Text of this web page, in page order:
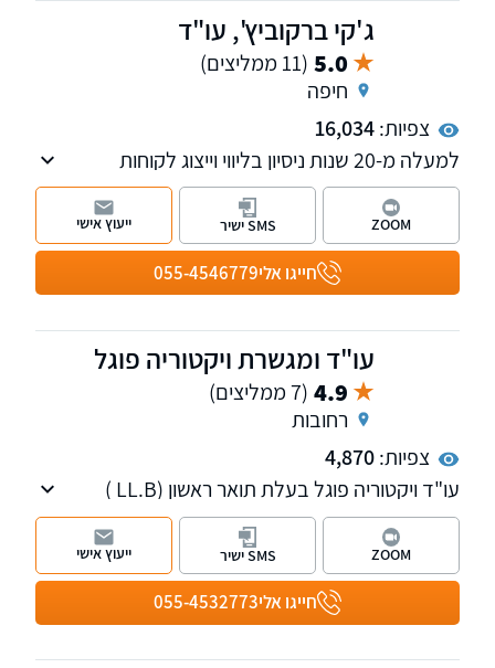
ומיסים. חבר בפורום בתי המשפט של לשכת עורכי
ג'קי ברקוביץ', עו"ד
5.0 (11 ממליצים)
חיפה
צפיות:16,034
למעלה מ-20 שנות ניסיון בליווי וייצוג לקוחות
בתחומים האזרחיים-מסחריים, לרבות תביעות
כספיות מורכבות, הליכי חדלות פירעון, פירוק
והבראה של חברות, הוצאה לפועל ודיני עבודה.
לזכות המשרד שורה ארוכה של הישגים והצלחות
עבור מאות לקוחות פרטיים, עסקיים ותאגידים.
חייגו אלי055-4546779
ZOOM SMS ישיר ייעוץ אישי
עו"ד ומגשרת ויקטוריה פוגל
4.9 (7 ממליצים)
רחובות
צפיות:4,870
עו"ד ויקטוריה פוגל בעלת תואר ראשון (LL.B )
ותואר שני (LL.M ) במשפטים, עם כניסתה לעולם
המשפט מיקדה פעילותה לתחום דיני המשפחה,
מקרקעין נדל"ן ותביעות נזיקין.
חייגו אלי055-4532773
ZOOM SMS ישיר ייעוץ אישי